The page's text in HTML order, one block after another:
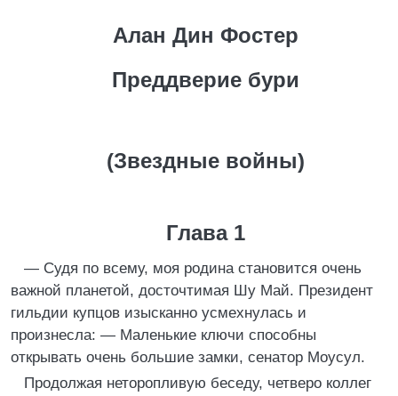
Алан Дин Фостер
Преддверие бури
(Звездные войны)
Глава 1
— Судя по всему, моя родина становится очень
важной планетой, досточтимая Шу Май. Президент
гильдии купцов изысканно усмехнулась и
произнесла: — Маленькие ключи способны
открывать очень большие замки, сенатор Моусул.
Продолжая неторопливую беседу, четверо коллег